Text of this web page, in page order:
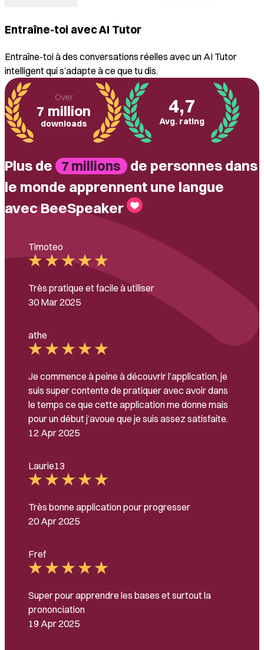
Entraîne-toi avec AI Tutor
Entraîne-toi à des conversations réelles avec un AI Tutor
intelligent qui s’adapte à ce que tu dis.
Over
7 million
downloads
4,7
Avg. rating
Plus de 7 millions de personnes dans
le monde apprennent une langue
avec BeeSpeaker
Timoteo
Très pratique et facile à utiliser
30 Mar 2025
athe
Je commence à peine à découvrir l’application, je
suis super contente de pratiquer avec avoir dans
le temps ce que cette application me donne mais
pour un début j’avoue que je suis assez satisfaite.
12 Apr 2025
Laurie13
Très bonne application pour progresser
20 Apr 2025
Fref
Super pour apprendre les bases et surtout la
prononciation
19 Apr 2025